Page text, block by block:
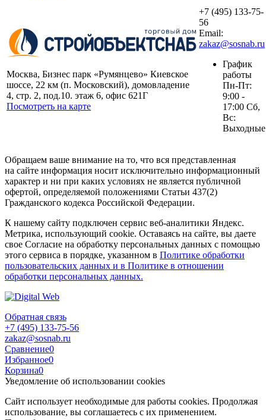
Москва, Бизнес парк «Румянцево» Киевское
шоссе, 22 км (п. Московский), домовладение
4, стр. 2, под.10. этаж 6, офис 621Г
Посмотреть на карте
+7 (495) 133-75-
56
Email:
zakaz@sosnab.ru
График
работы
Пн-Пт:
9:00 -
17:00 Сб,
Вс:
Выходные
Обращаем ваше внимание на то, что вся представленная
на сайте информация носит исключительно информационный
характер и ни при каких условиях не является публичной
офертой, определяемой положениями Статьи 437(2)
Гражданского кодекса Российской Федерации.
К нашему сайту подключен сервис веб-аналитики Яндекс.
Метрика, использующий cookie. Оставаясь на сайте, вы даете
свое Согласие на обработку персональных данных с помощью
этого сервиса в порядке, указанном в Политике обработки
пользовательских данных и в Политике в отношении
обработки персональных данных.
Обратная связь
+7 (495) 133-75-56
zakaz@sosnab.ru
Сравнение0
Избранное0
Корзина0
Уведомление об использовании cookies
Сайт использует необходимые для работы cookies. Продолжая
использование, вы соглашаетесь с их применением.